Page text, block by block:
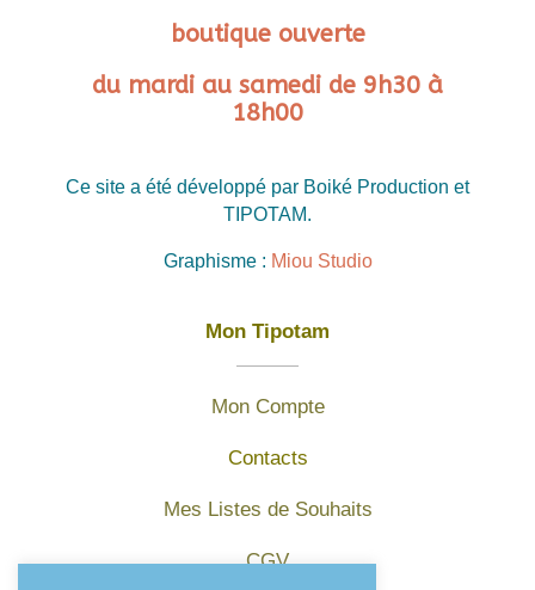
boutique ouverte
du mardi au samedi de 9h30 à
18h00
Ce site a été développé par Boiké Production et
TIPOTAM.
Graphisme : Miou Studio
Mon Tipotam
Mon Compte
Contacts
Mes Listes de Souhaits
CGV